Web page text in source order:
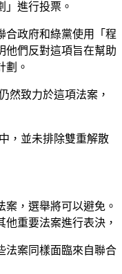
」進行投票。
合政府和綠黨使用「程
他們反對這項旨在幫助
劃。
然致力於這項法案，
，並未排除雙重解散
，選舉將可以避免。
重要法案進行表決，
法案同樣面臨來自聯合